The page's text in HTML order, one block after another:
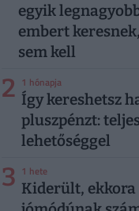
egyik
embert
sem kell
2 1 hónapja
Így kereshetsz
pluszpénzt:
lehetőséggel
3 1 hete
Kiderült,